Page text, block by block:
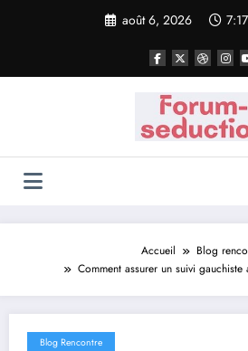
août 6, 2026
Accueil
Blog
Comment assurer un suivi
Blog Rencontre